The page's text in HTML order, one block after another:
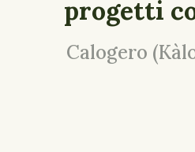
progetti
Calogero